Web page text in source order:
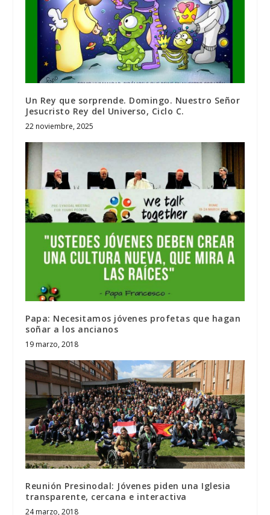
Un Rey que sorprende. Domingo. Nuestro Señor
Jesucristo Rey del Universo, Ciclo C.
22 noviembre, 2025
Papa: Necesitamos jóvenes profetas que hagan
soñar a los ancianos
19 marzo, 2018
Reunión Presinodal: Jóvenes piden una Iglesia
transparente, cercana e interactiva
24 marzo, 2018